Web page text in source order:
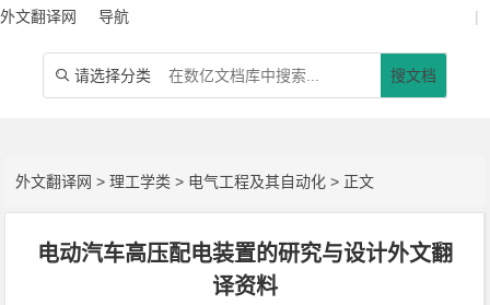
外文翻译网 导航 |
 请选择分类 搜文档
外文翻译网 >理工学类 > 电气工程及其自动化 > 正文
电动汽车高压配电装置的研究与设计外文翻
译资料